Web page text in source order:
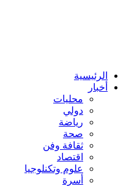
الرئيسية
أخبار
محليات
دولي
رياضة
صحة
ثقافة وفن
اقتصاد
علوم وتكنلوجيا
أسرة